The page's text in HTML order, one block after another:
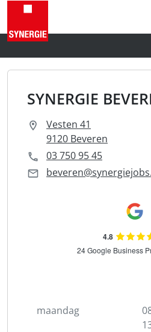
SYNERGIE
Vesten 41
9120 Beveren
03 750 95 45
maandag